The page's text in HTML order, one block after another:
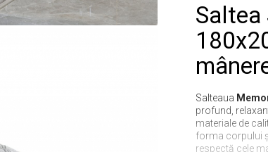
Saltea
Salteaua
profund,
materiale de
forma corpului
respectă cele